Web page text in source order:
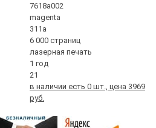
7618a002
magenta
311a
6 000 страниц
лазерная печать
1 год
21
в наличии есть 0 шт., цена 3969
руб.